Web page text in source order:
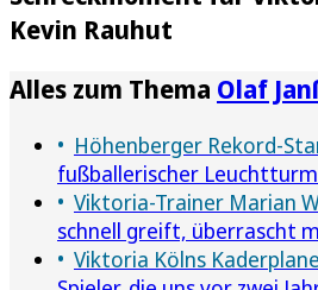
Kevin Rauhut
Alles zum Thema Olaf
Höhenberger Rekord-
fußballerischer
Viktoria-Trainer Marian
schnell greift, überrascht
Viktoria Kölns